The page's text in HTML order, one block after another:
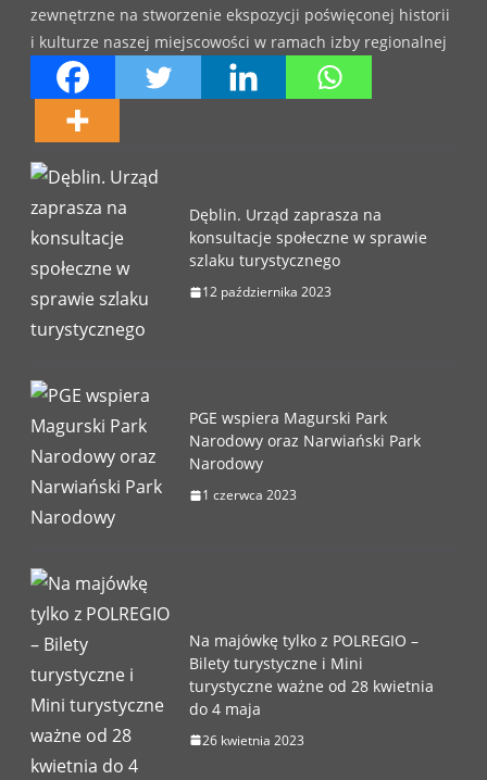
zewnętrzne na stworzenie ekspozycji poświęconej historii
i kulturze naszej miejscowości w ramach izby regionalnej
Dęblin. Urząd zaprasza na
konsultacje społeczne w sprawie
szlaku turystycznego
12 października 2023
PGE wspiera Magurski Park
Narodowy oraz Narwiański Park
Narodowy
1 czerwca 2023
Na majówkę tylko z POLREGIO –
Bilety turystyczne i Mini
turystyczne ważne od 28 kwietnia
do 4 maja
26 kwietnia 2023